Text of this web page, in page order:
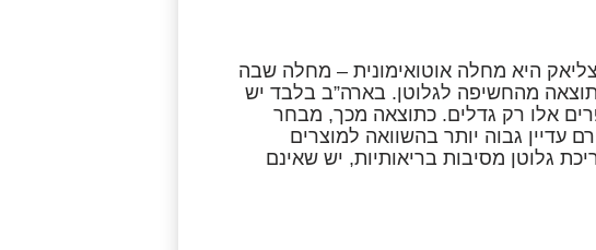
היא מחלה אוטואימונית – מחלה שבה
מהחשיפה לגלוטן. בארה”ב בלבד יש
אלו רק גדלים. כתוצאה מכך, מבחר
עדיין גבוה יותר בהשוואה למוצרים
גלוטן מסיבות בריאותיות, יש שאינם